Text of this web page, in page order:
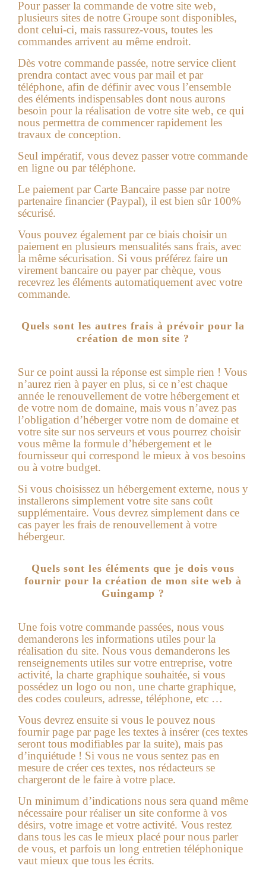
Pour passer la commande de votre site web,
plusieurs sites de notre Groupe sont disponibles,
dont celui-ci, mais rassurez-vous, toutes les
commandes arrivent au même endroit.
Dès votre commande passée, notre service client
prendra contact avec vous par mail et par
téléphone, afin de définir avec vous l’ensemble
des éléments indispensables dont nous aurons
besoin pour la réalisation de votre site web, ce qui
nous permettra de commencer rapidement les
travaux de conception.
Seul impératif, vous devez passer votre commande
en ligne ou par téléphone.
Le paiement par Carte Bancaire passe par notre
partenaire financier (Paypal), il est bien sûr 100%
sécurisé.
Vous pouvez également par ce biais choisir un
paiement en plusieurs mensualités sans frais, avec
la même sécurisation. Si vous préférez faire un
virement bancaire ou payer par chèque, vous
recevrez les éléments automatiquement avec votre
commande.
Quels sont les autres frais à prévoir pour la
création de mon site ?
Sur ce point aussi la réponse est simple rien ! Vous
n’aurez rien à payer en plus, si ce n’est chaque
année le renouvellement de votre hébergement et
de votre nom de domaine, mais vous n’avez pas
l’obligation d’héberger votre nom de domaine et
votre site sur nos serveurs et vous pourrez choisir
vous même la formule d’hébergement et le
fournisseur qui correspond le mieux à vos besoins
ou à votre budget.
Si vous choisissez un hébergement externe, nous y
installerons simplement votre site sans coût
supplémentaire. Vous devrez simplement dans ce
cas payer les frais de renouvellement à votre
hébergeur.
Quels sont les éléments que je dois vous
fournir pour la création de mon site web à
Guingamp ?
Une fois votre commande passées, nous vous
demanderons les informations utiles pour la
réalisation du site. Nous vous demanderons les
renseignements utiles sur votre entreprise, votre
activité, la charte graphique souhaitée, si vous
possédez un logo ou non, une charte graphique,
des codes couleurs, adresse, téléphone, etc …
Vous devrez ensuite si vous le pouvez nous
fournir page par page les textes à insérer (ces textes
seront tous modifiables par la suite), mais pas
d’inquiétude ! Si vous ne vous sentez pas en
mesure de créer ces textes, nos rédacteurs se
chargeront de le faire à votre place.
Un minimum d’indications nous sera quand même
nécessaire pour réaliser un site conforme à vos
désirs, votre image et votre activité. Vous restez
dans tous les cas le mieux placé pour nous parler
de vous, et parfois un long entretien téléphonique
vaut mieux que tous les écrits.